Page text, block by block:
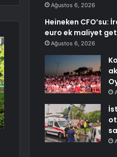
Ağustos 6, 2026
Heineken CFO’su:
euro ek maliyet
Ağustos 6, 2026